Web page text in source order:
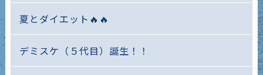
夏とダイエット🔥🔥
デミスケ（５代目）誕生！！